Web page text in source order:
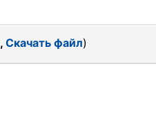
, Скачать файл)